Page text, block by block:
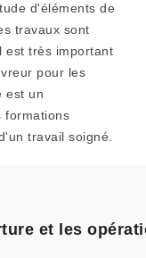
d'éléments de
travaux sont
est très important
pour les
est un
formations
travail soigné.
et les